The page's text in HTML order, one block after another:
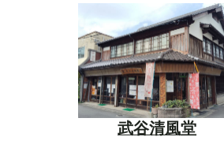
武谷清風堂